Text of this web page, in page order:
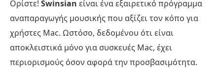
Ορίστε! Swinsian είναι ένα εξαιρετικό πρόγραμμα
αναπαραγωγής μουσικής που αξίζει τον κόπο για
χρήστες Mac. Ωστόσο, δεδομένου ότι είναι
αποκλειστικά μόνο για συσκευές Mac, έχει
περιορισμούς όσον αφορά την προσβασιμότητα.